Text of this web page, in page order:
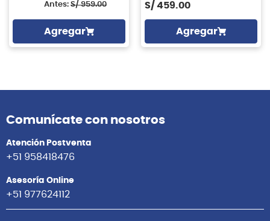
Antes: S/ 959.00
Agregar
S/ 459.00
Agregar
Comunícate con nosotros
Atención Postventa
+51 958418476
Asesoría Online
+51 977624112